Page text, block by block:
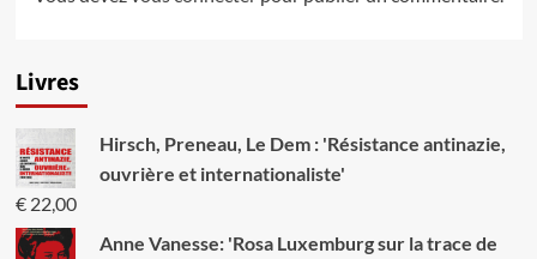
Livres
Hirsch, Preneau, Le Dem : 'Résistance antinazie,
ouvrière et internationaliste'
€22,00
Anne Vanesse: 'Rosa Luxemburg sur la trace de